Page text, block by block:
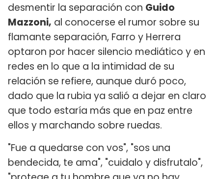
desmentir la separación con Guido
Mazzoni, al conocerse el rumor sobre su
flamante separación, Farro y Herrera
optaron por hacer silencio mediático y en
redes en lo que a la intimidad de su
relación se refiere, aunque duró poco,
dado que la rubia ya salió a dejar en claro
que todo estaría más que en paz entre
ellos y marchando sobre ruedas.
"Fue a quedarse con vos", "sos una
bendecida, te ama", "cuidalo y disfrutalo",